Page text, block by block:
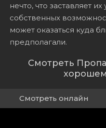
нечто, что заставляет
собственных
может оказаться куда
предполагали.
Смотреть
Смотреть онлайн